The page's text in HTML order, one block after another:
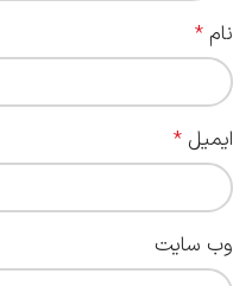
نام *
ایمیل *
وب‌ سایت